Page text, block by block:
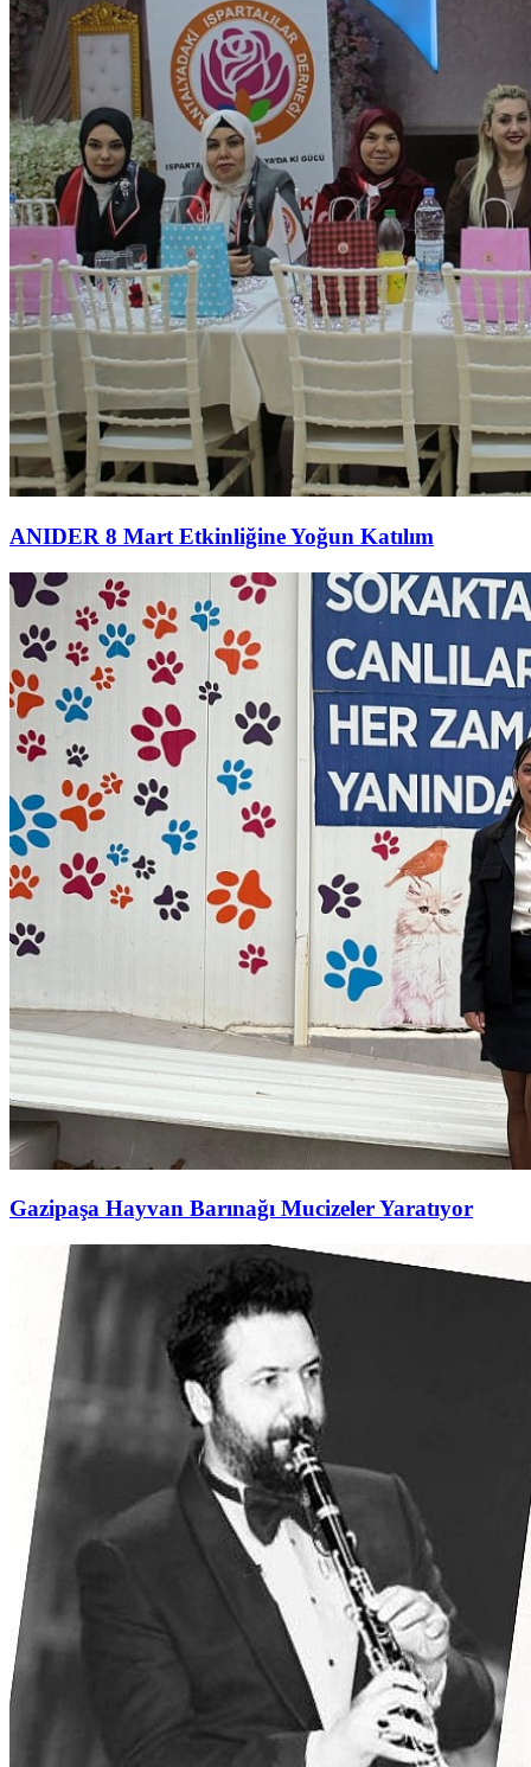
ANIDER 8 Mart Etkinliğine Yoğun Katılım
Gazipaşa Hayvan Barınağı Mucizeler Yaratıyor